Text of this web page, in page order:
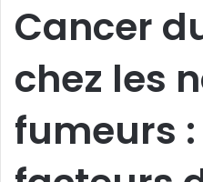
Cancer
chez les
fumeurs :